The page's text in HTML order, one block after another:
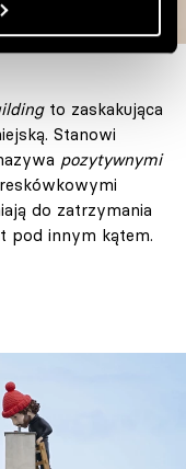
to zaskakująca
Stanowi
pozytywnymi
do zatrzymania
pod innym kątem.